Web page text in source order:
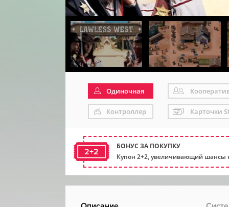
Одиночная
Контроллер Карточки
2+2
БОНУС ЗА ПОКУПКУ
Купон 2+2, увеличивающий шансы